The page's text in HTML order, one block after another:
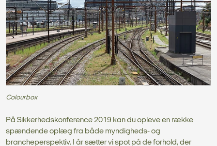
Colourbox
På Sikkerhedskonference 2019 kan du opleve en række
spændende oplæg fra både myndigheds- og
brancheperspektiv. I år sætter vi spot på de forhold, der